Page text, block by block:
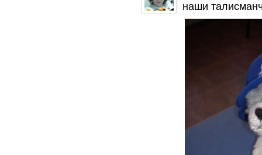
наши